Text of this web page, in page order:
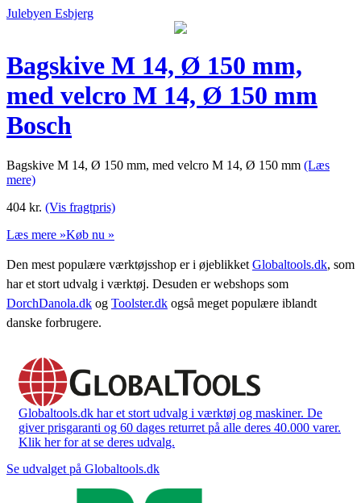
Julebyen Esbjerg
Bagskive M 14, Ø 150 mm,
med velcro M 14, Ø 150 mm
Bosch
Bagskive M 14, Ø 150 mm, med velcro M 14, Ø 150 mm (Læs
mere)
404 kr. (Vis fragtpris)
Læs mere »Køb nu »
Den mest populære værktøjsshop er i øjeblikket Globaltools.dk, som
har et stort udvalg i værktøj. Desuden er webshops som
DorchDanola.dk og Toolster.dk også meget populære iblandt
danske forbrugere.
Globaltools.dk har et stort udvalg i værktøj og maskiner. De
giver prisgaranti og 60 dages returret på alle deres 40.000 varer.
Klik her for at se deres udvalg.
Se udvalget på Globaltools.dk